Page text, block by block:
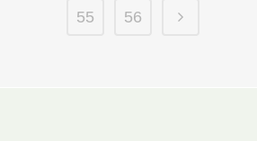
55 56